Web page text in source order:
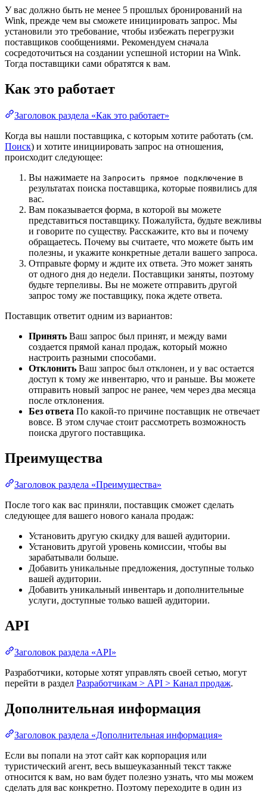
У вас должно быть не менее 5 прошлых бронирований на
Wink, прежде чем вы сможете инициировать запрос. Мы
установили это требование, чтобы избежать перегрузки
поставщиков сообщениями. Рекомендуем сначала
сосредоточиться на создании успешной истории на Wink.
Тогда поставщики сами обратятся к вам.
Как это работает
Заголовок раздела «Как это работает»
Когда вы нашли поставщика, с которым хотите работать (см.
Поиск) и хотите инициировать запрос на отношения,
происходит следующее:
Вы нажимаете на Запросить прямое подключение в
результатах поиска поставщика, которые появились для
вас.
Вам показывается форма, в которой вы можете
представиться поставщику. Пожалуйста, будьте вежливы
и говорите по существу. Расскажите, кто вы и почему
обращаетесь. Почему вы считаете, что можете быть им
полезны, и укажите конкретные детали вашего запроса.
Отправьте форму и ждите их ответа. Это может занять
от одного дня до недели. Поставщики заняты, поэтому
будьте терпеливы. Вы не можете отправить другой
запрос тому же поставщику, пока ждете ответа.
Поставщик ответит одним из вариантов:
Принять Ваш запрос был принят, и между вами
создается прямой канал продаж, который можно
настроить разными способами.
Отклонить Ваш запрос был отклонен, и у вас остается
доступ к тому же инвентарю, что и раньше. Вы можете
отправить новый запрос не ранее, чем через два месяца
после отклонения.
Без ответа По какой-то причине поставщик не отвечает
вовсе. В этом случае стоит рассмотреть возможность
поиска другого поставщика.
Преимущества
Заголовок раздела «Преимущества»
После того как вас приняли, поставщик сможет сделать
следующее для вашего нового канала продаж:
Установить другую скидку для вашей аудитории.
Установить другой уровень комиссии, чтобы вы
зарабатывали больше.
Добавить уникальные предложения, доступные только
вашей аудитории.
Добавить уникальный инвентарь и дополнительные
услуги, доступные только вашей аудитории.
API
Заголовок раздела «API»
Разработчики, которые хотят управлять своей сетью, могут
перейти в раздел Разработчикам > API > Канал продаж.
Дополнительная информация
Заголовок раздела «Дополнительная информация»
Если вы попали на этот сайт как корпорация или
туристический агент, весь вышеуказанный текст также
относится к вам, но вам будет полезно узнать, что мы можем
сделать для вас конкретно. Поэтому переходите в один из